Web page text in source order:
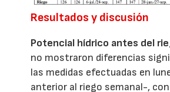
Resultados y discusión
Potencial hídrico antes del
no mostraron diferencias
las medidas efectuadas en
anterior al riego semanal-,